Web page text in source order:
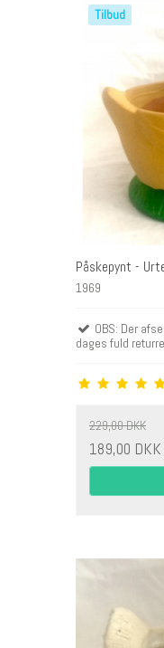
Tilbud
Påskepynt -
1969
OBS: Der
dages fuld
229,00 DKK
189,00 DKK